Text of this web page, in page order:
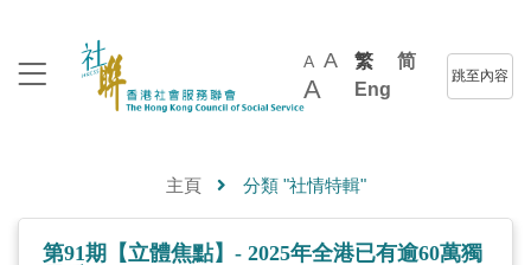
A A
A
繁
简
Eng
跳至內容
主頁 分類 "社情特輯"
第91期【立體焦點】- 2025年全港已有逾60萬獨